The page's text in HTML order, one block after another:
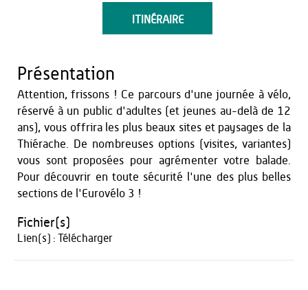
ITINÉRAIRE
Présentation
Attention, frissons ! Ce parcours d'une journée à vélo,
réservé à un public d'adultes (et jeunes au-delà de 12
ans), vous offrira les plus beaux sites et paysages de la
Thiérache. De nombreuses options (visites, variantes)
vous sont proposées pour agrémenter votre balade.
Pour découvrir en toute sécurité l'une des plus belles
sections de l'Eurovélo 3 !
Fichier(s)
Lien(s) : Télécharger